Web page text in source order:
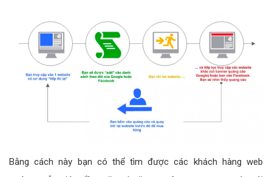
Bằng cách này bạn có thể tìm được các khách hàng web